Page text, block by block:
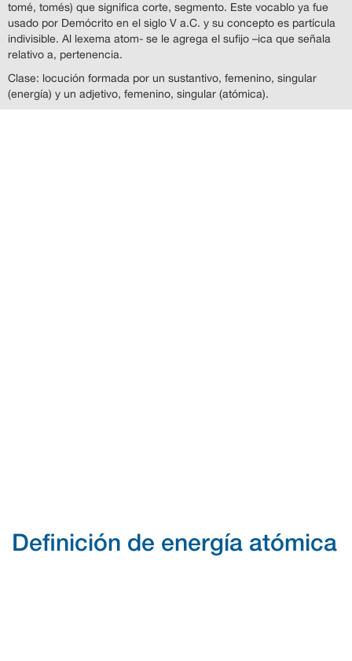
tomé, tomés) que significa corte, segmento. Este vocablo ya fue
usado por Demócrito en el siglo V a.C. y su concepto es partícula
indivisible. Al lexema atom- se le agrega el sufijo –ica que señala
relativo a, pertenencia.
Clase: locución formada por un sustantivo, femenino, singular
(energía) y un adjetivo, femenino, singular (atómica).
Definición de energía atómica